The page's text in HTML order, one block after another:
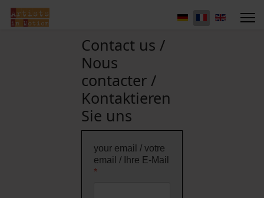
Contact us /
Nous
contacter /
Kontaktieren
Sie uns
your email / votre
email / Ihre E-Mail
*